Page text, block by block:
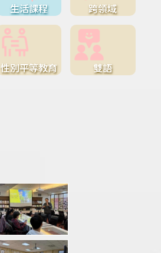
生活課程 跨領域
性別平等教育 雙語